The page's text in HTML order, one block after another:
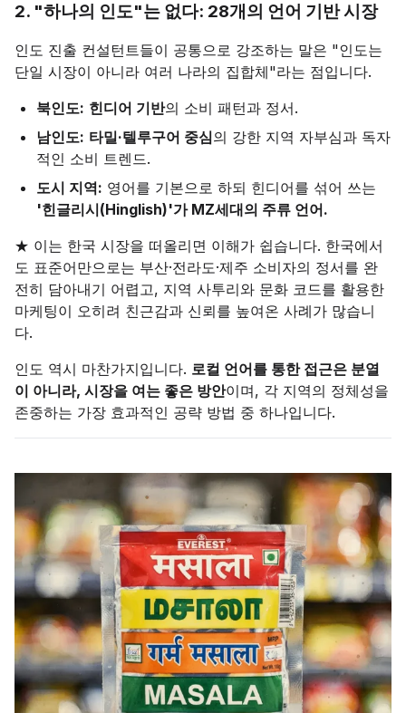
2. "하나의 인도"는 없다: 28개의 언어 기반 시장
인도 진출 컨설턴트들이 공통으로 강조하는 말은 "인도는
단일 시장이 아니라 여러 나라의 집합체"라는 점입니다.
북인도: 힌디어 기반의 소비 패턴과 정서.
남인도: 타밀·텔루구어 중심의 강한 지역 자부심과 독자
적인 소비 트렌드.
도시 지역: 영어를 기본으로 하되 힌디어를 섞어 쓰는
'힌글리시(Hinglish)'가 MZ세대의 주류 언어.
★ 이는 한국 시장을 떠올리면 이해가 쉽습니다. 한국에서
도 표준어만으로는 부산·전라도·제주 소비자의 정서를 완
전히 담아내기 어렵고, 지역 사투리와 문화 코드를 활용한
마케팅이 오히려 친근감과 신뢰를 높여온 사례가 많습니
다.
인도 역시 마찬가지입니다. 로컬 언어를 통한 접근은 분열
이 아니라, 시장을 여는 좋은 방안이며, 각 지역의 정체성을
존중하는 가장 효과적인 공략 방법 중 하나입니다.